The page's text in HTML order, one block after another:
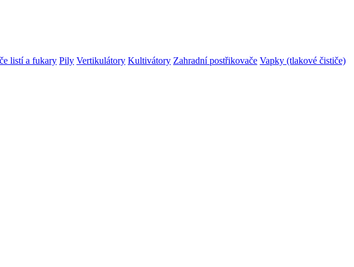
listí a fukary Pily Vertikulátory Kultivátory Zahradní postřikovače Vapky (tlakové čističe)